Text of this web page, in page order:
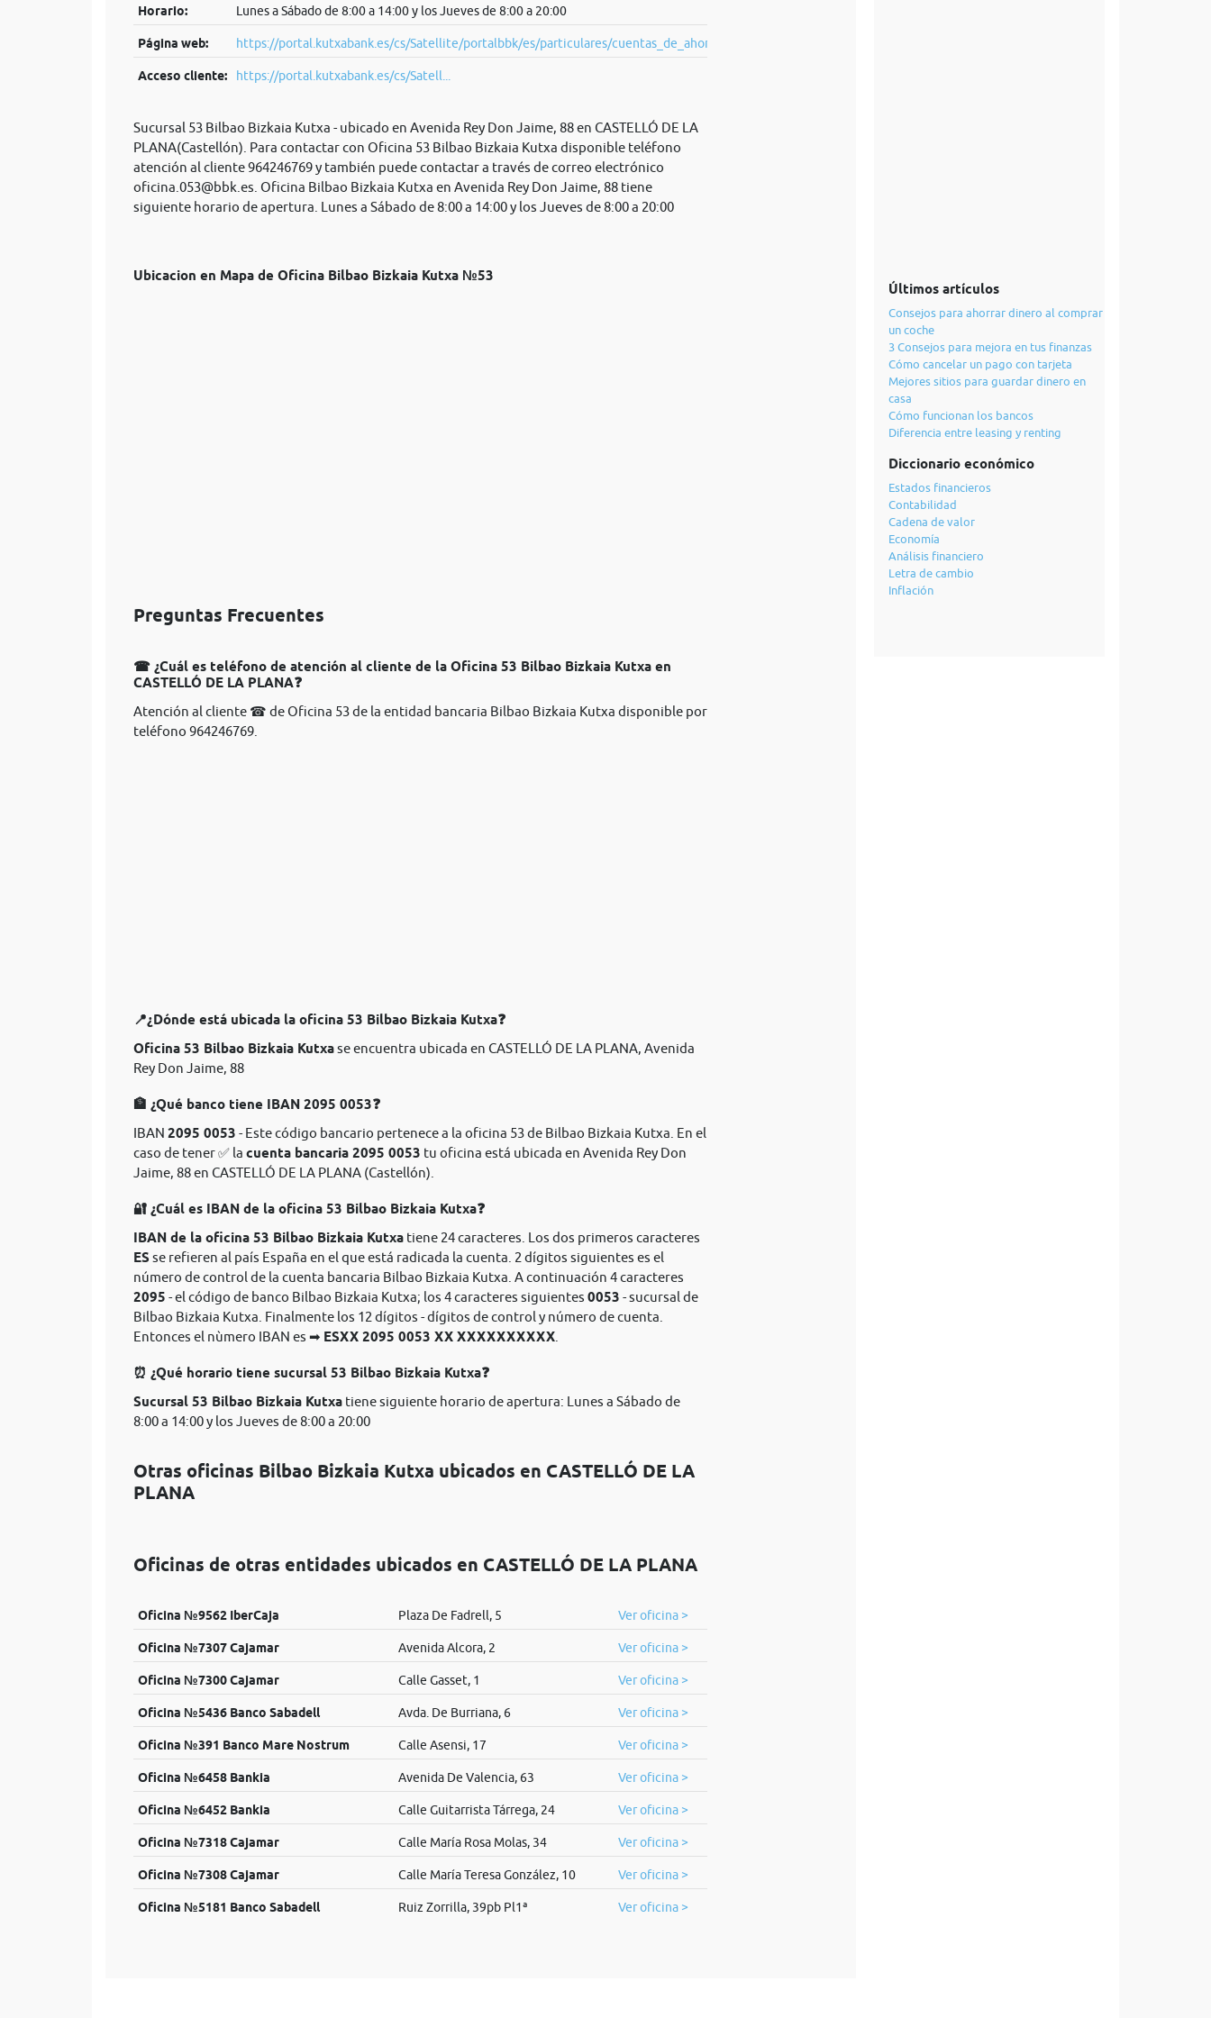
Horario: Lunes a Sábado de 8:00 a 14:00 y los Jueves de 8:00 a 20:00
Página web: https://portal.kutxabank.es/cs/Satellite/portalbbk/es/particulares/cuentas_de_ahorro
Acceso cliente: https://portal.kutxabank.es/cs/Satell...
Sucursal 53 Bilbao Bizkaia Kutxa - ubicado en Avenida Rey Don Jaime, 88 en CASTELLÓ DE LA
PLANA(Castellón). Para contactar con Oficina 53 Bilbao Bizkaia Kutxa disponible teléfono
atención al cliente 964246769 y también puede contactar a través de correo electrónico
oficina.053@bbk.es . Oficina Bilbao Bizkaia Kutxa en Avenida Rey Don Jaime, 88 tiene
siguiente horario de apertura. Lunes a Sábado de 8:00 a 14:00 y los Jueves de 8:00 a 20:00
Ubicacion en Mapa de Oficina Bilbao Bizkaia Kutxa №53
Preguntas Frecuentes
☎ ¿Cuál es teléfono de atención al cliente de la Oficina 53 Bilbao Bizkaia Kutxa en
CASTELLÓ DE LA PLANA❓
Atención al cliente ☎ de Oficina 53 de la entidad bancaria Bilbao Bizkaia Kutxa disponible por
teléfono 964246769.
📍¿Dónde está ubicada la oficina 53 Bilbao Bizkaia Kutxa❓
Oficina 53 Bilbao Bizkaia Kutxase encuentra ubicada en CASTELLÓ DE LA PLANA, Avenida
Rey Don Jaime, 88
🏦 ¿Qué banco tiene IBAN 2095 0053❓
IBAN 2095 0053 - Este código bancario pertenece a la oficina 53 de Bilbao Bizkaia Kutxa. En el
caso de tener ✅ la cuenta bancaria 2095 0053 tu oficina está ubicada en Avenida Rey Don
Jaime, 88 en CASTELLÓ DE LA PLANA (Castellón).
🔐 ¿Cuál es IBAN de la oficina 53 Bilbao Bizkaia Kutxa❓
IBAN de la oficina 53 Bilbao Bizkaia Kutxa tiene 24 caracteres. Los dos primeros caracteres
ES se refieren al país España en el que está radicada la cuenta. 2 dígitos siguientes es el
número de control de la cuenta bancaria Bilbao Bizkaia Kutxa. A continuación 4 caracteres
2095 - el código de banco Bilbao Bizkaia Kutxa; los 4 caracteres siguientes 0053 - sucursal de
Bilbao Bizkaia Kutxa. Finalmente los 12 dígitos - dígitos de control y número de cuenta.
Entonces el nùmero IBAN es ➡ ESXX 2095 0053 XX XXXXXXXXXX
⏰ ¿Qué horario tiene sucursal 53 Bilbao Bizkaia Kutxa❓
Sucursal 53 Bilbao Bizkaia Kutxa tiene siguiente horario de apertura: Lunes a Sábado de
8:00 a 14:00 y los Jueves de 8:00 a 20:00
Otras oficinas Bilbao Bizkaia Kutxa ubicados en CASTELLÓ DE LA
PLANA
Oficinas de otras entidades ubicados en CASTELLÓ DE LA PLANA
Oficina №9562 IberCaja Plaza De Fadrell, 5 Ver oficina >
Oficina №7307 Cajamar Avenida Alcora, 2 Ver oficina >
Oficina №7300 Cajamar Calle Gasset, 1 Ver oficina >
Oficina №5436 Banco Sabadell Avda. De Burriana, 6 Ver oficina >
Oficina №391 Banco Mare Nostrum Calle Asensi, 17 Ver oficina >
Oficina №6458 Bankia Avenida De Valencia, 63 Ver oficina >
Oficina №6452 Bankia Calle Guitarrista Tárrega, 24 Ver oficina >
Oficina №7318 Cajamar Calle María Rosa Molas, 34 Ver oficina >
Oficina №7308 Cajamar Calle María Teresa González, 10 Ver oficina >
Oficina №5181 Banco Sabadell Ruiz Zorrilla, 39pb Pl1ª Ver oficina >
Últimos artículos
Consejos para ahorrar dinero al comprar
un coche
3 Consejos para mejora en tus finanzas
Cómo cancelar un pago con tarjeta
Mejores sitios para guardar dinero en
casa
Cómo funcionan los bancos
Diferencia entre leasing y renting
Diccionario económico
Estados financieros
Contabilidad
Cadena de valor
Economía
Análisis financiero
Letra de cambio
Inflación